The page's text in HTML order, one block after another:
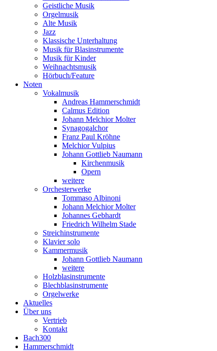
Geistliche Musik
Orgelmusik
Alte Musik
Jazz
Klassische Unterhaltung
Musik für Blasinstrumente
Musik für Kinder
Weihnachtsmusik
Hörbuch/Feature
Noten
Vokalmusik
Andreas Hammerschmidt
Calmus Edition
Johann Melchior Molter
Synagogalchor
Franz Paul Kröhne
Melchior Vulpius
Johann Gottlieb Naumann
Kirchenmusik
Opern
weitere
Orchesterwerke
Tommaso Albinoni
Johann Melchior Molter
Johannes Gebhardt
Friedrich Wilhelm Stade
Streichinstrumente
Klavier solo
Kammermusik
Johann Gottlieb Naumann
weitere
Holzblasinstrumente
Blechblasinstrumente
Orgelwerke
Aktuelles
Über uns
Vertrieb
Kontakt
Bach300
Hammerschmidt